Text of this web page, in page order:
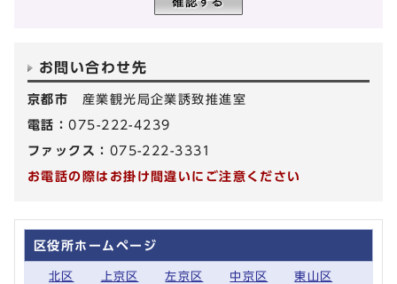
お問い合わせ先
京都市 産業観光局企業誘致推進室
電話：075-222-4239
ファックス： 075-222-3331
お電話の際はお掛け間違いにご注意ください
区役所ホームページ
北区 上京区 左京区 中京区 東山区